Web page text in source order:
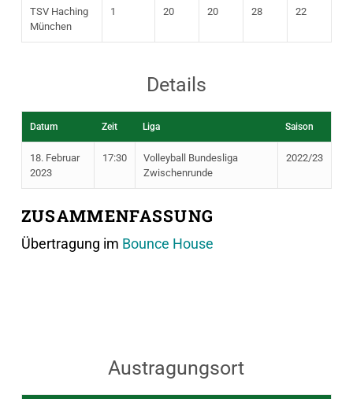
TSV Haching
München
1 20 20 28 22
Details
Datum Zeit Liga Saison
18. Februar
2023
17:30
Volleyball Bundesliga
Zwischenrunde
2022/23
ZUSAMMENFASSUNG
Übertragung im Bounce House
Austragungsort